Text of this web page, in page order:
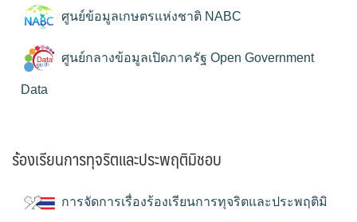
ศูนย์ข้อมูลเกษตรแห่งชาติ NABC
ศูนย์กลางข้อมูลเปิดภาครัฐ Open Government
Data
ร้องเรียนการทุจริตและประพฤติมิชอบ
การจัดการเรื่องร้องเรียนการทุจริตและประพฤติมิ